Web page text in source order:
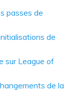
passes de
de
sur League of
de la